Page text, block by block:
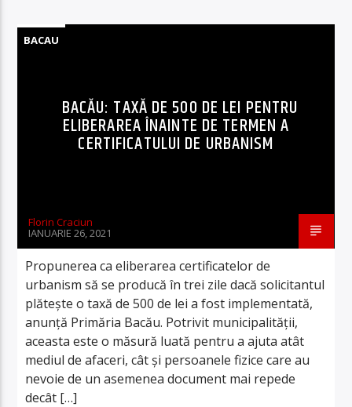
BACAU
BACĂU: TAXĂ DE 500 DE LEI PENTRU
ELIBERAREA ÎNAINTE DE TERMEN A
CERTIFICATULUI DE URBANISM
Florin Craciun
IANUARIE 26, 2021
Propunerea ca eliberarea certificatelor de
urbanism să se producă în trei zile dacă solicitantul
plătește o taxă de 500 de lei a fost implementată,
anunță Primăria Bacău. Potrivit municipalității,
aceasta este o măsură luată pentru a ajuta atât
mediul de afaceri, cât și persoanele fizice care au
nevoie de un asemenea document mai repede
decât […]